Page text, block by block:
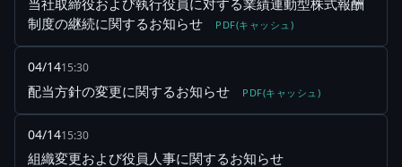
当社取締役および執行役員に対する業績連動型株式報酬
制度の継続に関するお知らせ
PDF(キャッシュ)
04/1415:30
配当方針の変更に関するお知らせ PDF(キャッシュ)
04/1415:30
組織変更および役員人事に関するお知らせ